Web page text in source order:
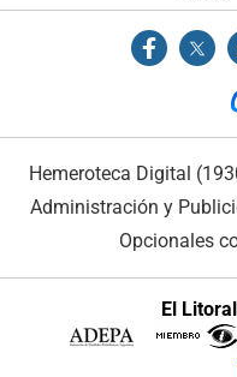
Hemeroteca Digital
Administración y
Opcionales
El